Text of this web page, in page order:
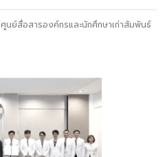
ศูนย์สื่อสารองค์กรและนักศึกษาเก่าสัมพันธ์